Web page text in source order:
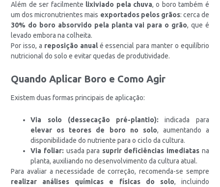
Além de ser facilmente lixiviado pela chuva, o boro também é
um dos micronutrientes mais exportados pelos grãos: cerca de
30% do boro absorvido pela planta vai para o grão, que é
levado embora na colheita.
Por isso, a reposição anualé essencial para manter o equilíbrio
nutricional do solo e evitar quedas de produtividade.
Quando Aplicar Boro e Como Agir
Existem duas formas principais de aplicação:
Via solo (dessecação pré-plantio): indicada para
elevar os teores de boro no solo, aumentando a
disponibilidade do nutriente para o ciclo da cultura.
Via foliar: usada para suprir deficiências imediatas na
planta, auxiliando no desenvolvimento da cultura atual.
Para avaliar a necessidade de correção, recomenda-se sempre
realizar análises químicas e físicas do solo, incluindo